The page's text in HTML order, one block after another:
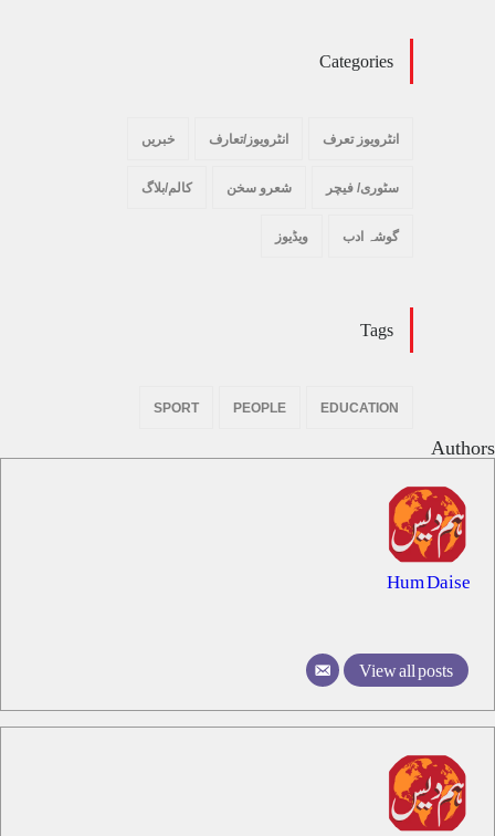
Categories
انٹرویوز تعرف انٹرویوز/تعارف خبریں
سٹوری/ فیچر شعرو سخن کالم/بلاگ
گوشہ ادب ویڈیوز
Tags
EDUCATION
PEOPLE
SPORT
Authors
Hum Daise
View all posts